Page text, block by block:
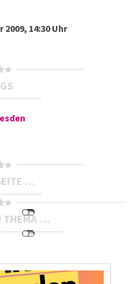
2009, 14:30 Uhr
…
teilen
THEMA …